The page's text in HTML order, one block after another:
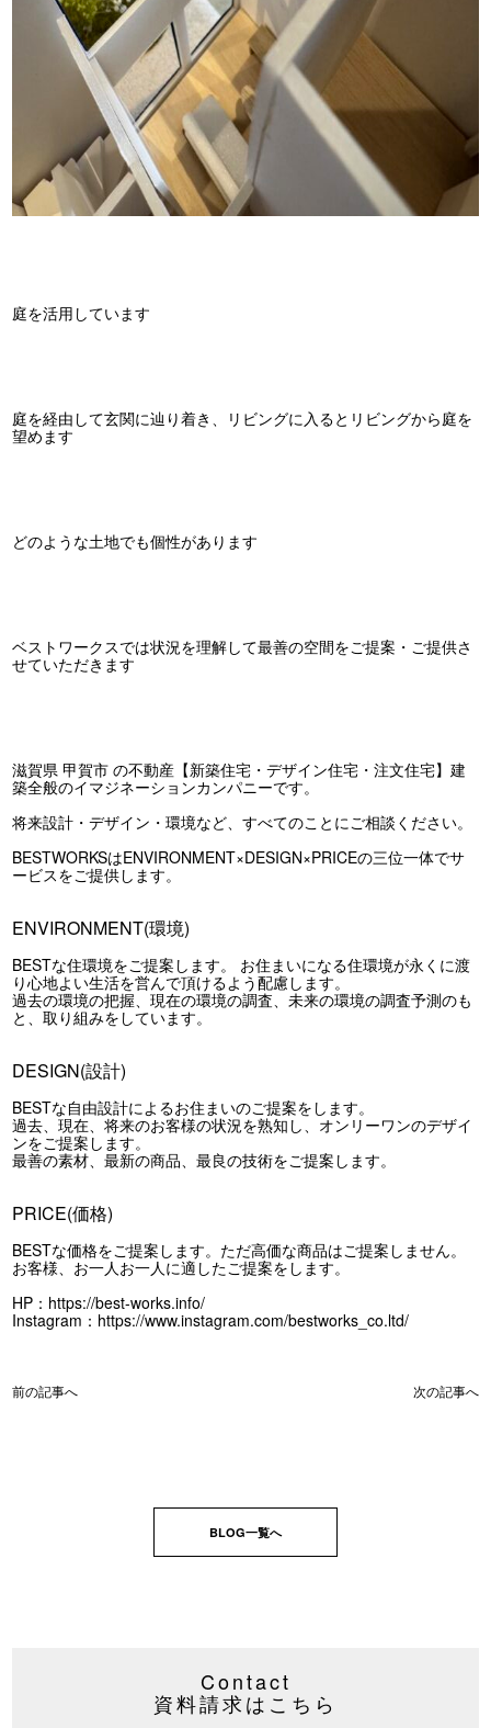
庭を活用しています
庭を経由して玄関に辿り着き、リビングに入るとリビングから庭を
望めます
どのような土地でも個性があります
ベストワークスでは状況を理解して最善の空間をご提案・ご提供さ
せていただきます
滋賀県 甲賀市 の不動産【新築住宅・デザイン住宅・注文住宅】建
築全般のイマジネーションカンパニーです。
将来設計・デザイン・環境など、すべてのことにご相談ください。
BESTWORKSはENVIRONMENT×DESIGN×PRICEの三位一体でサ
ービスをご提供します。
ENVIRONMENT(環境)
BESTな住環境をご提案します。 お住まいになる住環境が永くに渡
り心地よい生活を営んで頂けるよう配慮します。
過去の環境の把握、現在の環境の調査、未来の環境の調査予測のも
と、取り組みをしています。
DESIGN(設計)
BESTな自由設計によるお住まいのご提案をします。
過去、現在、将来のお客様の状況を熟知し、オンリーワンのデザイ
ンをご提案します。
最善の素材、最新の商品、最良の技術をご提案します。
PRICE(価格)
BESTな価格をご提案します。ただ高価な商品はご提案しません。
お客様、お一人お一人に適したご提案をします。
HP： https://best-works.info/
Instagram： https://www.instagram.com/bestworks_co.ltd/
前の記事へ 次の記事へ
BLOG一覧へ
Contact
資料請求はこちら